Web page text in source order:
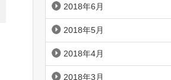
2018年6月
2018年5月
2018年4月
2018年3月